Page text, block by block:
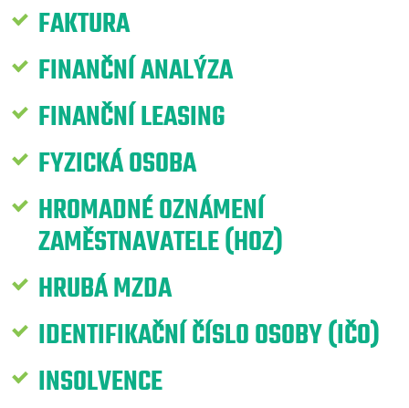
FAKTURA
FINANČNÍ ANALÝZA
FINANČNÍ LEASING
FYZICKÁ OSOBA
HROMADNÉ OZNÁMENÍ
ZAMĚSTNAVATELE (HOZ)
HRUBÁ MZDA
IDENTIFIKAČNÍ ČÍSLO OSOBY (IČO)
INSOLVENCE